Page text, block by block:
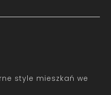
style mieszkań we